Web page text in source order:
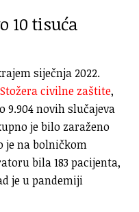
10 tisuća
siječnja 2022.
civilne zaštite,
9.904 novih slučajeva
je bilo zaraženo
je na bolničkom
bila 183 pacijenta,
je u pandemiji